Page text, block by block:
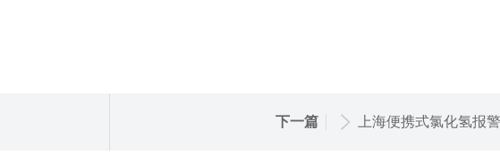
下一篇 上海便携式氯化氢报